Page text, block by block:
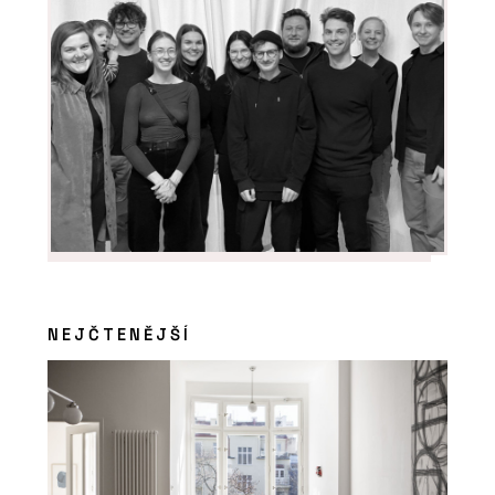
NEJČTENĚJŠÍ